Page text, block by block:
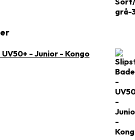
- Junior - Kongo